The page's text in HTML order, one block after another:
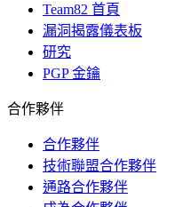
Team82 首頁
漏洞揭露儀表板
研究
PGP 金鑰
合作夥伴
合作夥伴
技術聯盟合作夥伴
通路合作夥伴